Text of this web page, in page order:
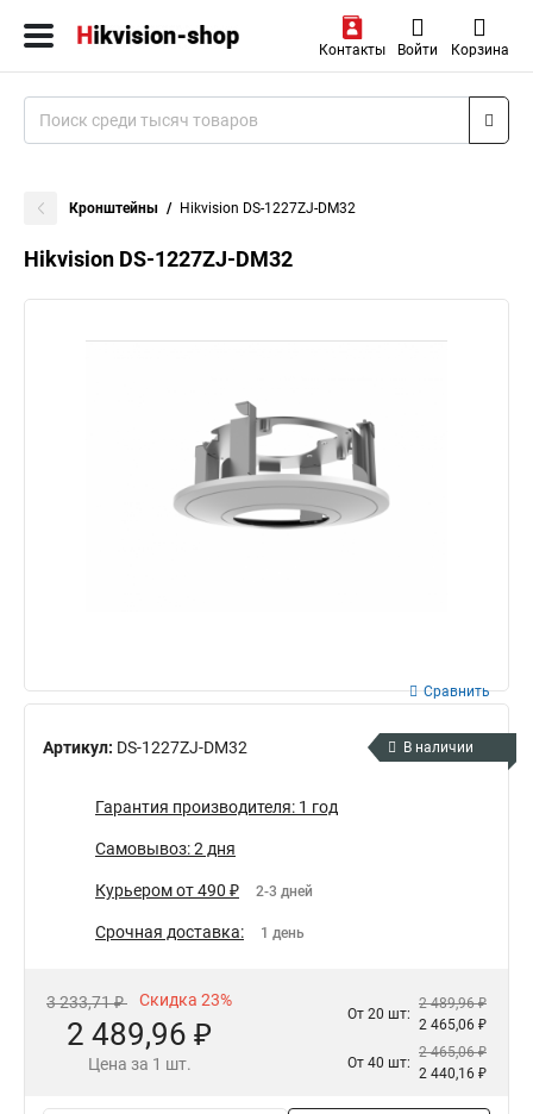
Контакты Войти Корзина
Кронштейны Hikvision DS-1227ZJ-DM32
Hikvision DS-1227ZJ-DM32
Артикул: DS-1227ZJ-DM32
Сравнить
В наличии
Гарантия производителя: 1 год
Самовывоз: 2 дня
Курьером от 490 ₽ 2-3 дней
Срочная доставка: 1 день
3 233,71 ₽ Скидка 23%
2 489,96 ₽
Цена за 1 шт.
От 20 шт:
2 489,96 ₽
2 465,06 ₽
От 40 шт:
2 465,06 ₽
2 440,16 ₽